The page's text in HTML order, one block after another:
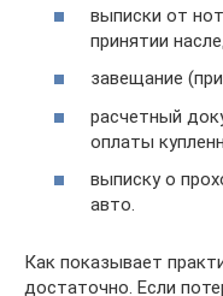
выписки от
принятии
завещание
расчетный
оплаты
выписку о
авто.
Как показывает
достаточно. Если